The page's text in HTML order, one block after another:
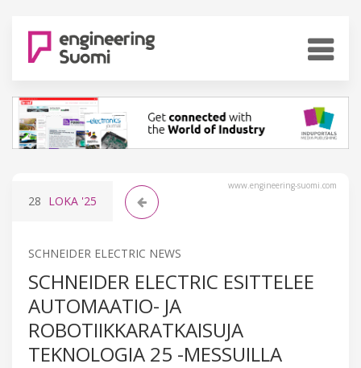
www.engineering-suomi.com
28 LOKA '25
SCHNEIDER ELECTRIC NEWS
SCHNEIDER ELECTRIC ESITTELEE
AUTOMAATIO- JA
ROBOTIIKKARATKAISUJA
TEKNOLOGIA 25 -MESSUILLA